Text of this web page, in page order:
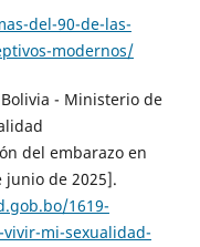
del-90-de-las-
modernos/
- Ministerio de
del embarazo en
de 2025].
1619-
mi-sexualidad-